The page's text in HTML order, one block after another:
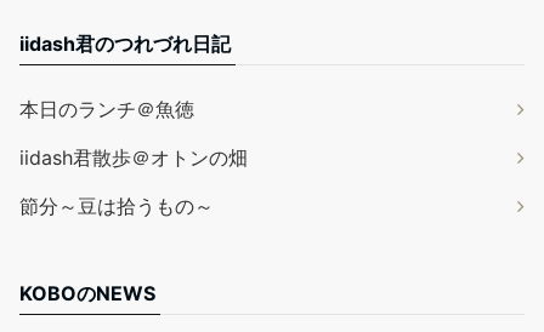
iidash君のつれづれ日記
本日のランチ＠魚徳
iidash君散歩＠オトンの畑
節分～豆は拾うもの～
KOBOのNEWS